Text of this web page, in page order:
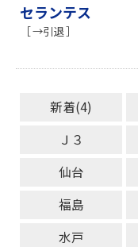
セランテス
［ →引退 ］
新着(4)
Ｊ３
仙台
福島
水戸